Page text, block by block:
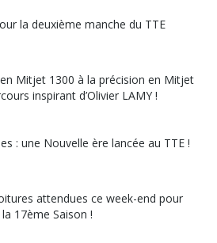
la deuxième manche du TTE
en Mitjet 1300 à la précision en Mitjet
inspirant d’Olivier LAMY !
: une Nouvelle ère lancée au TTE !
attendues ce week-end pour
17ème Saison !